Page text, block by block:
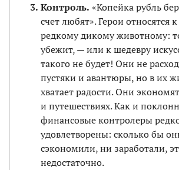
Контроль. «Копейка рубль
счет любят». Герои относятся
редкому дикому животному:
убежит, — или к шедевру
такого не будет! Они не
пустяки и авантюры, но в их
хватает радости. Они
и путешествиях. Как и
финансовые контролеры
удовлетворены: сколько бы
сэкономили, ни заработали,
недостаточно.